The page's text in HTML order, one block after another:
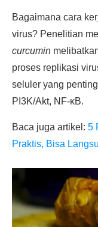
Bagaimana cara
virus? Penelitian
curcumin
proses replikasi
seluler yang
PI3K/Akt, NF-κB.
Baca juga artikel: 5
Praktis, Bisa